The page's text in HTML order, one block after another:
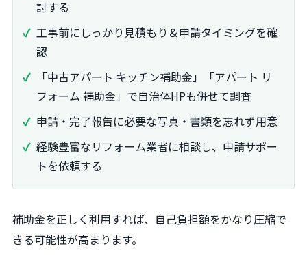
討する
工事前にしっかり見積もり＆申請タイミングを確
認
「中古アパート キッチン補助金」「アパート リ
フォーム 補助金」で自治体HPも併せて調査
申請・完了報告に必要な写真・書類を忘れず用意
経験豊富なリフォーム業者に相談し、申請サポー
トを依頼する
補助金を正しく利用すれば、自己負担額をかなり圧縮で
きる可能性が高まります。